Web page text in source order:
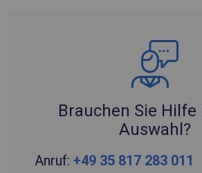
Brauchen Sie Hilfe
Auswahl?
Anruf: +49 35 817 283 011